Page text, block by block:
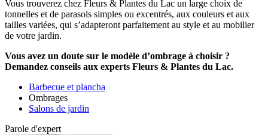
Vous trouverez chez Fleurs & Plantes du Lac un large choix de
tonnelles et de parasols simples ou excentrés, aux couleurs et aux
tailles variées, qui s’adapteront parfaitement au style et au mobilier
de votre jardin.
Vous avez un doute sur le modèle d’ombrage à choisir ?
Demandez conseils aux experts Fleurs & Plantes du Lac.
Barbecue et plancha
Ombrages
Salons de jardin
Parole d'expert